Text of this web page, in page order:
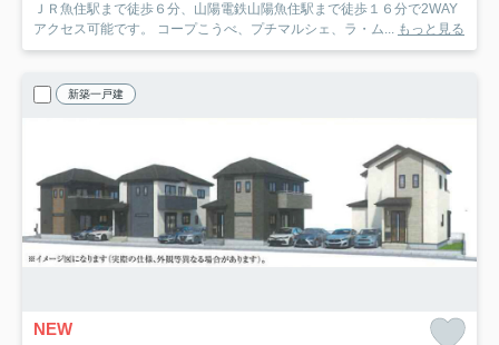
ＪＲ魚住駅まで徒歩６分、山陽電鉄山陽魚住駅まで徒歩１６分で2WAY
アクセス可能です。 コープこうべ、プチマルシェ、ラ・ム... もっと見る
新築一戸建
NEW